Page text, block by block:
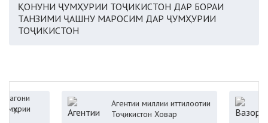
ҚОНУНИ ҶУМҲУРИИ ТОҶИКИСТОН ДАР БОРАИ
ТАНЗИМИ ҶАШНУ МАРОСИМ ДАР ҶУМҲУРИИ
ТОҶИКИСТОН
Агентии миллии иттилоотии
Тоҷикистон Ховар